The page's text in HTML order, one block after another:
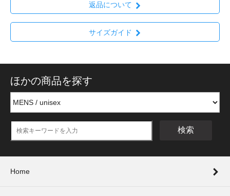
返品について
サイズガイド
ほかの商品を探す
検索
Home